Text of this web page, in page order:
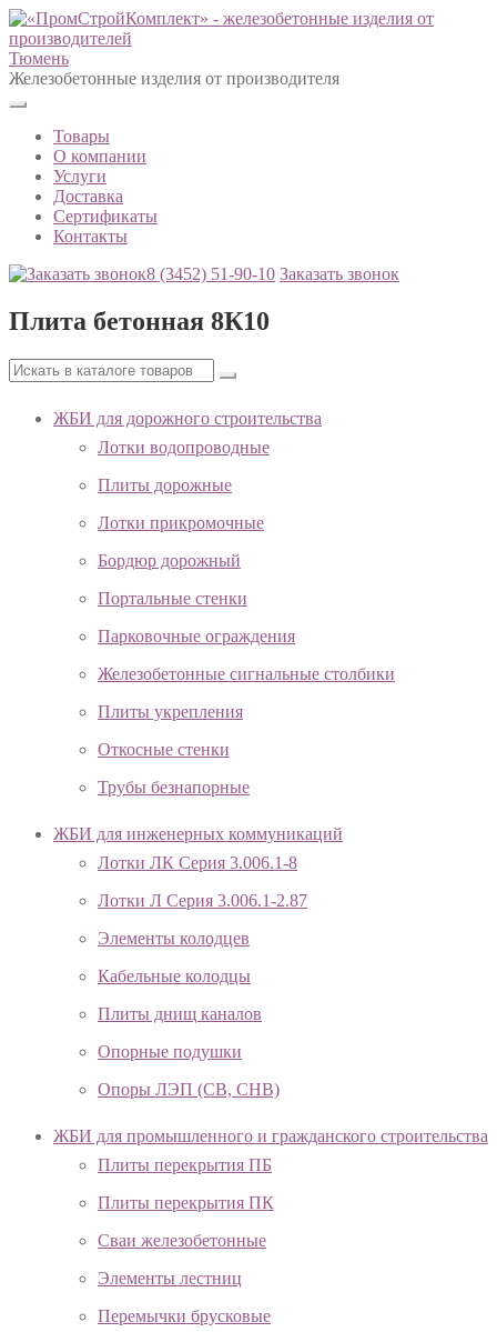
Тюмень
Железобетонные изделия от производителя
Товары
О компании
Услуги
Доставка
Сертификаты
Контакты
8 (3452) 51-90-10 Заказать звонок
Плита бетонная 8К10
ЖБИ для дорожного строительства
Лотки водопроводные
Плиты дорожные
Лотки прикромочные
Бордюр дорожный
Портальные стенки
Парковочные ограждения
Железобетонные сигнальные столбики
Плиты укрепления
Откосные стенки
Трубы безнапорные
ЖБИ для инженерных коммуникаций
Лотки ЛК Серия 3.006.1-8
Лотки Л Серия 3.006.1-2.87
Элементы колодцев
Кабельные колодцы
Плиты днищ каналов
Опорные подушки
Опоры ЛЭП (СВ, СНВ)
ЖБИ для промышленного и гражданского строительства
Плиты перекрытия ПБ
Плиты перекрытия ПК
Сваи железобетонные
Элементы лестниц
Перемычки брусковые